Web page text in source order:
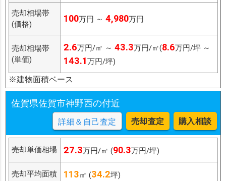
売却相場帯
(価格)
100万円 ～ 4,980万円
売却相場帯
(単価)
2.6万円/㎡ ～ 43.3万円/㎡(8.6万円/坪 ～
143.1万円/坪)
※建物面積ベース
佐賀県佐賀市神野西の付近
詳細＆自己査定 売却査定 購入相談
売却単価相場 27.3万円/㎡ (90.3万円/坪)
売却平均面積 113㎡ (34.2坪)